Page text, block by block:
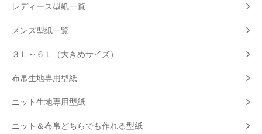
レディース型紙一覧
メンズ型紙一覧
３Ｌ～６Ｌ（大きめサイズ）
布帛生地専用型紙
ニット生地専用型紙
ニット＆布帛どちらでも作れる型紙